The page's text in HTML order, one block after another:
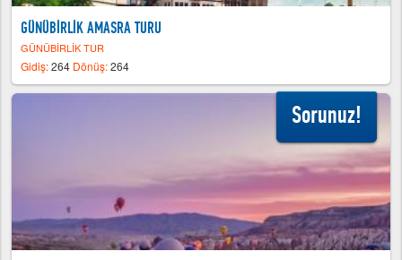
GÜNÜBİRLİK AMASRA TURU
GÜNÜBİRLİK TUR
Gidiş:264 Dönüş:264
Sorunuz!